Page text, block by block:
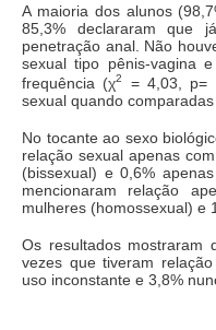
A maioria dos alunos
85,3% declararam que
penetração anal. Não
sexual tipo pênis-vagina
frequência (χ2
= 4,03, p=
sexual quando
No tocante ao sexo
relação sexual apenas
(bissexual) e 0,6%
mencionaram relação
mulheres (homossexual) e
Os resultados mostraram
vezes que tiveram
uso inconstante e 3,8%